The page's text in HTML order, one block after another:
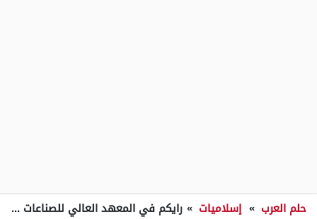
حلم العرب » إسلاميات » رايكم في المعهد العالي للصناعات البلاستيكية